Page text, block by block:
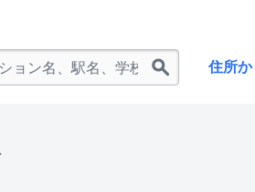
住所